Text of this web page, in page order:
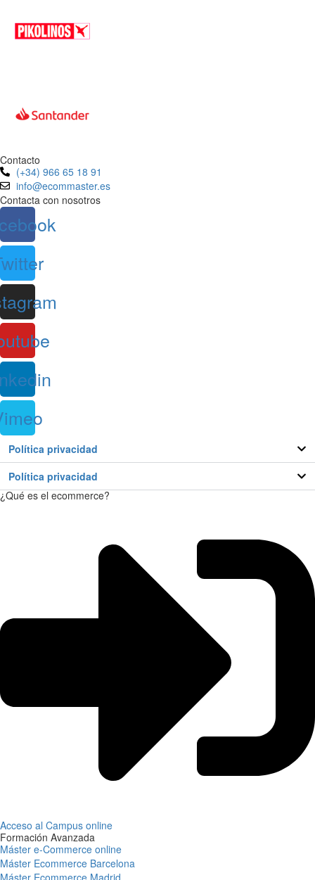
Contacto
(+34) 966 65 18 91
info@ecommaster.es
Contacta con nosotros
Política privacidad
Política privacidad
¿Qué es el ecommerce?
Acceso al Campus online
Formación Avanzada
Máster e-Commerce online
Máster Ecommerce Barcelona
Máster Ecommerce Madrid